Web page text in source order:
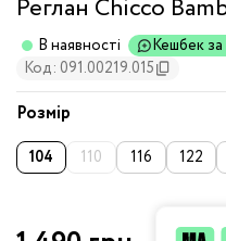
Реглан Chicco
В наявності
Кешбек за
Код: 091.00219.015
Розмір
104 110 116 122